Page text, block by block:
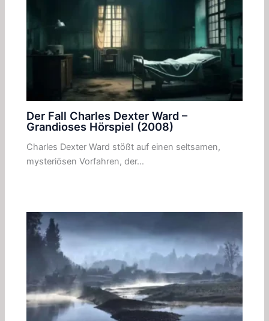
Der Fall Charles Dexter Ward –
Grandioses Hörspiel (2008)
Charles Dexter Ward stößt auf einen seltsamen,
mysteriösen Vorfahren, der…